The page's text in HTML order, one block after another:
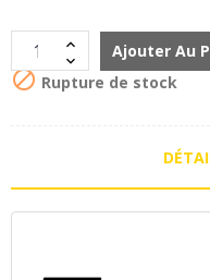
Ajouter Au
 Rupture de stock